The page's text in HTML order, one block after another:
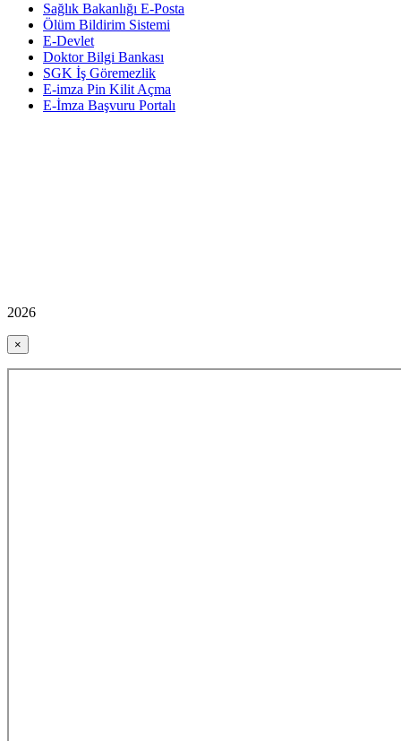
Sağlık Bakanlığı E-Posta
Ölüm Bildirim Sistemi
E-Devlet
Doktor Bilgi Bankası
SGK İş Göremezlik
E-imza Pin Kilit Açma
E-İmza Başvuru Portalı
2026
×